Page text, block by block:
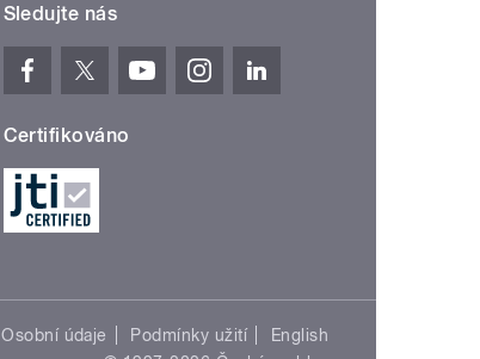
Sledujte nás
Certifikováno
Osobní údaje Podmínky užití
English